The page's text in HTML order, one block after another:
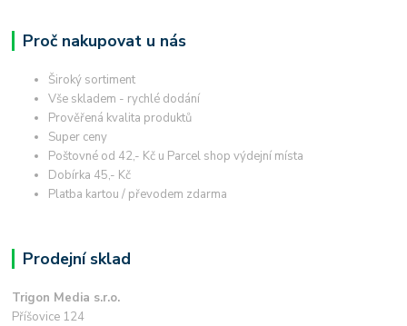
Proč nakupovat u nás
Široký sortiment
Vše skladem - rychlé dodání
Prověřená kvalita produktů
Super ceny
Poštovné od 42,- Kč u Parcel shop výdejní místa
Dobírka 45,- Kč
Platba kartou / převodem zdarma
Prodejní sklad
Trigon Media s.r.o.
Příšovice 124